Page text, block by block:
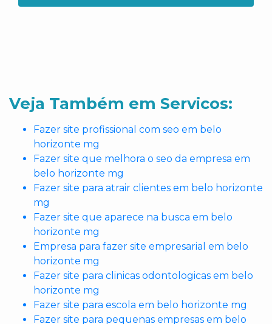
Veja Também em Servicos:
Fazer site profissional com seo em belo
horizonte mg
Fazer site que melhora o seo da empresa em
belo horizonte mg
Fazer site para atrair clientes em belo horizonte
mg
Fazer site que aparece na busca em belo
horizonte mg
Empresa para fazer site empresarial em belo
horizonte mg
Fazer site para clinicas odontologicas em belo
horizonte mg
Fazer site para escola em belo horizonte mg
Fazer site para pequenas empresas em belo